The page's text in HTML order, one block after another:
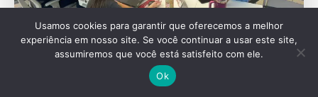
FERNANDO CALMON
Mercado continua a crescer, mas tende a se
Usamos cookies para garantir que oferecemos a melhor
experiência em nosso site. Se você continuar a usar este site,
assumiremos que você está satisfeito com ele.
Ok